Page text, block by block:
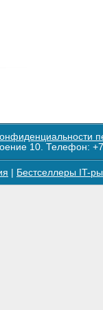
10. Телефон:
Бестселлеры IT-